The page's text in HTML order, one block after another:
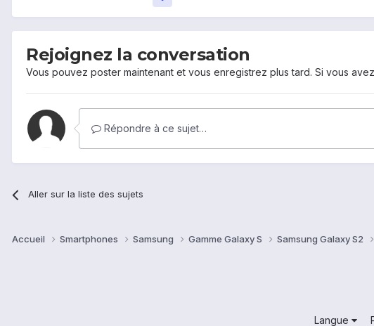
Rejoignez la conversation
Vous pouvez poster maintenant et vous enregistrez plus tard. Si vous
Répondre à ce sujet…
Aller sur la liste des sujets
Accueil Smartphones Samsung Gamme Galaxy S Samsung Galaxy S2
Langue